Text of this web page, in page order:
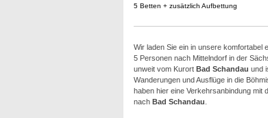
5 Betten + zusätzlich Aufbettung
Wir laden Sie ein in unsere komfortabel
5 Personen nach Mittelndorf in der
unweit vom Kurort Bad Schandau und
Wanderungen und Ausflüge in die
haben hier eine Verkehrsanbindung mit
nach Bad Schandau